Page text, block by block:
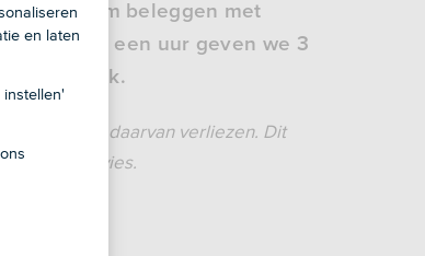
duurzaam beleggen met
terug. In een uur geven we 3
ASN Bank.
een deel daarvan verliezen. Dit
en laten